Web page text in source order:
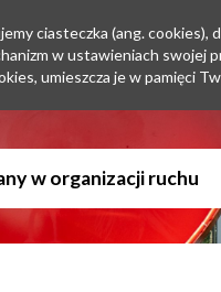
ciasteczka (ang. cookies),
w ustawieniach swojej
umieszcza je w pamięci